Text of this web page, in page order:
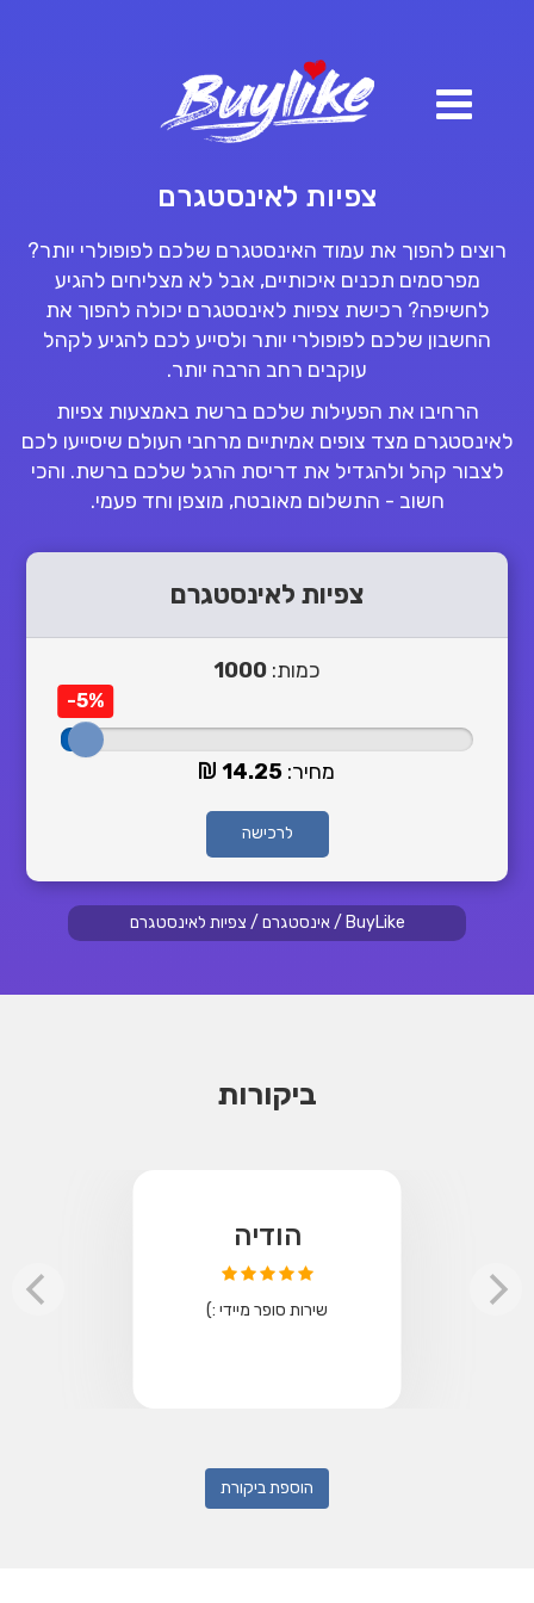
צפיות לאינסטגרם
רוצים להפוך את עמוד האינסטגרם שלכם לפופולרי יותר?
מפרסמים תכנים איכותיים, אבל לא מצליחים להגיע
לחשיפה? רכישת צפיות לאינסטגרם יכולה להפוך את
החשבון שלכם לפופולרי יותר ולסייע לכם להגיע לקהל
עוקבים רחב הרבה יותר.
הרחיבו את הפעילות שלכם ברשת באמצעות צפיות
לאינסטגרם מצד צופים אמיתיים מרחבי העולם שיסייעו לכם
לצבור קהל ולהגדיל את דריסת הרגל שלכם ברשת. והכי
חשוב - התשלום מאובטח, מוצפן וחד פעמי.
צפיות לאינסטגרם
כמות: 1000
-5%
מחיר: 14.25
לרכישה
BuyLike
/אינסטגרם / צפיות לאינסטגרם
ביקורות
הודיה
שירות סופר מיידי :)
הוספת ביקורת